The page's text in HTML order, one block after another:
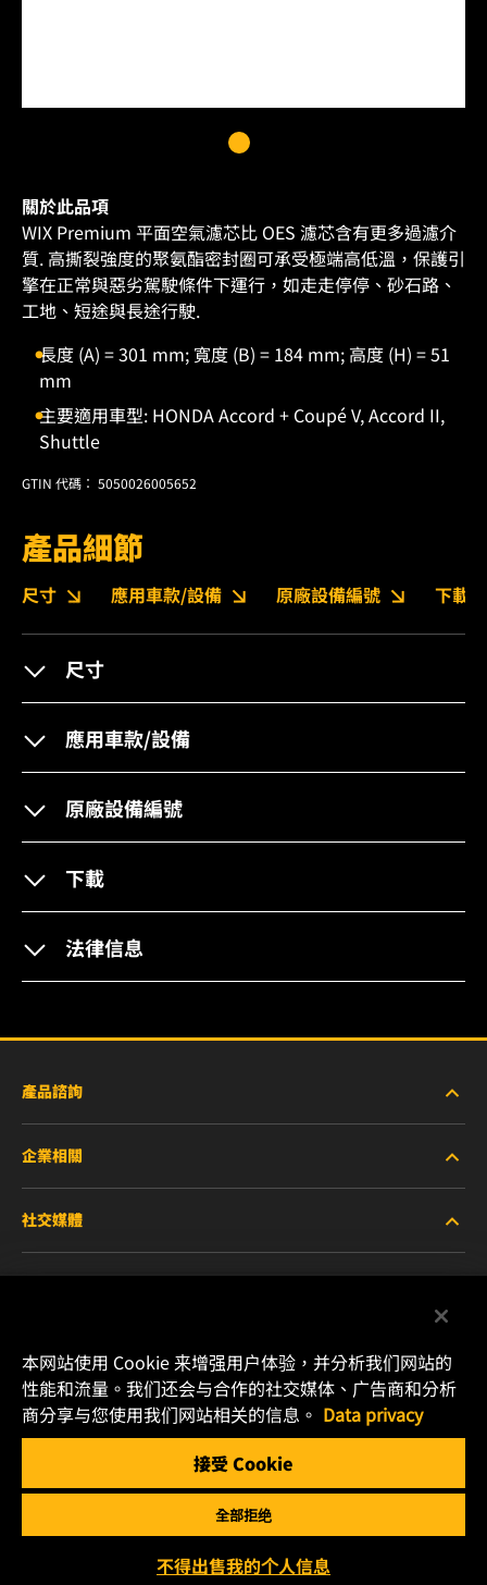
關於此品項
WIX Premium 平面空氣濾芯比 OES 濾芯含有更多過濾介
質. 高撕裂強度的聚氨酯密封圈可承受極端高低溫，保護引
擎在正常與惡劣駕駛條件下運行，如走走停停、砂石路、
工地、短途與長途行駛.
長度 (A) = 301 mm; 寬度 (B) = 184 mm; 高度 (H) = 51
mm
主要適用車型: HONDA Accord + Coupé V, Accord II,
Shuttle
GTIN 代碼： 5050026005652
產品細節
尺寸 應用車款/設備 原廠設備編號 下載
尺寸
應用車款/設備
原廠設備編號
下載
法律信息
產品諮詢
重型設備車輛
小客車與商用車
企業相關
關於WIX
聯絡我們
職涯發展
社交媒體
Instagram
YouTube
Copyright 2025 MANN+HUMMEL. All rights reserved.
本网站使用 Cookie 来增强用户体验，并分析我们网站的
性能和流量。我们还会与合作的社交媒体、广告商和分析
商分享与您使用我们网站相关的信息。 Data privacy
接受 Cookie
全部拒绝
不得出售我的个人信息